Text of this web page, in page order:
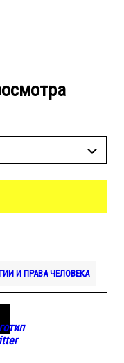
И ПРАВА ЧЕЛОВЕКА